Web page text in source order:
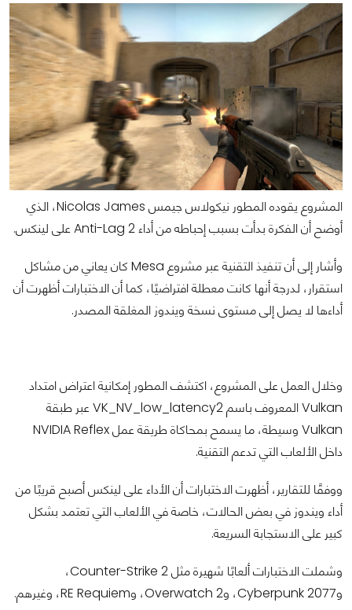
المشروع يقوده المطور نيكولاس جيمس Nicolas James، الذي
أوضح أن الفكرة بدأت بسبب إحباطه من أداء Anti-Lag 2 على لينكس.
وأشار إلى أن تنفيذ التقنية عبر مشروع Mesa كان يعاني من مشاكل
استقرار، لدرجة أنها كانت معطلة افتراضيًا، كما أن الاختبارات أظهرت أن
أداءها لا يصل إلى مستوى نسخة ويندوز المغلقة المصدر.
وخلال العمل على المشروع، اكتشف المطور إمكانية اعتراض امتداد
Vulkan المعروف باسم VK_NV_low_latency2 عبر طبقة
Vulkan وسيطة، ما يسمح بمحاكاة طريقة عمل NVIDIA Reflex
داخل الألعاب التي تدعم التقنية.
ووفقًا للتقارير، أظهرت الاختبارات أن الأداء على لينكس أصبح قريبًا من
أداء ويندوز في بعض الحالات، خاصة في الألعاب التي تعتمد بشكل
كبير على الاستجابة السريعة.
وشملت الاختبارات ألعابًا شهيرة مثل Counter-Strike 2،
وCyberpunk 2077، وOverwatch 2، وRE Requiem، وغيرهم.